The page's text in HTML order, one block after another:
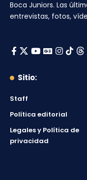
Boca Juniors. Las
entrevistas, fotos,
Sitio:
Staff
Política editorial
Legales y Política de
privacidad